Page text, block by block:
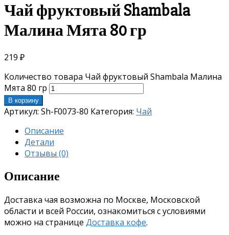
Чай фруктовый Shambala
Малина Мята 80 гр
219 ₽
Количество товара Чай фруктовый Shambala Малина
Мята 80 гр
В корзину
Артикул: Sh-F0073-80 Категория: Чай
Описание
Детали
Отзывы (0)
Описание
Доставка чая возможна по Москве, Московской
области и всей России, ознакомиться с условиями
можно на странице Доставка кофе.